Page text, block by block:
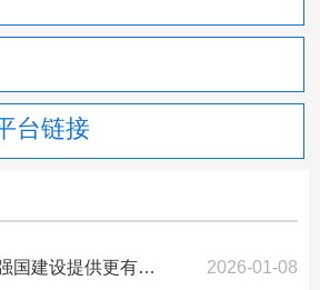
台链接
专家解读｜为网络强国建设提供更有力的网络安全法律保障 2026-01-08